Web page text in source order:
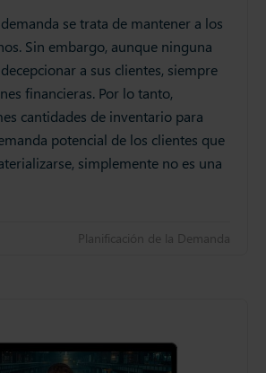
se trata de mantener a los
Sin embargo, aunque ninguna
a sus clientes, siempre
financieras. Por lo tanto,
cantidades de inventario para
potencial de los clientes que
simplemente no es una
Planificación de la Demanda